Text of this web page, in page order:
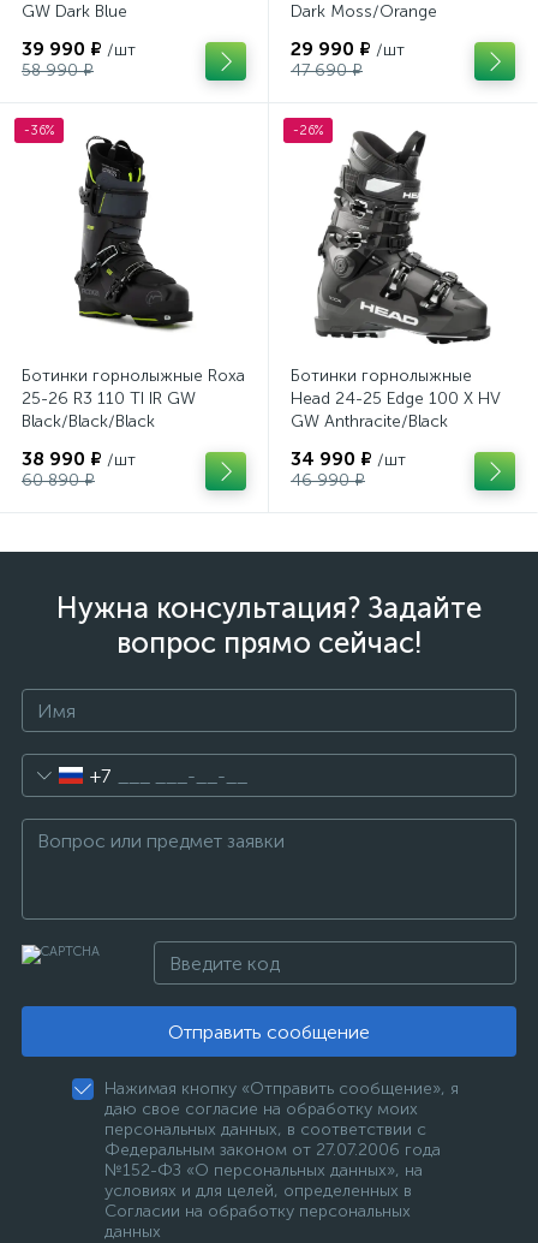
GW Dark Blue
39 990 ₽ /шт
58 990 ₽
Dark Moss/Orange
29 990 ₽ /шт
47 690 ₽
-36%
Ботинки горнолыжные Roxa
25-26 R3 110 TI IR GW
Black/Black/Black
38 990 ₽ /шт
60 890 ₽
-26%
Ботинки горнолыжные
Head 24-25 Edge 100 X HV
GW Anthracite/Black
34 990 ₽ /шт
46 990 ₽
Нужна консультация? Задайте
вопрос прямо сейчас!
+7
Отправить сообщение
Нажимая кнопку «Отправить сообщение», я
даю свое согласие на обработку моих
персональных данных, в соответствии с
Федеральным законом от 27.07.2006 года
№152-ФЗ «О персональных данных», на
условиях и для целей, определенных в
Согласии на обработку персональных
данных